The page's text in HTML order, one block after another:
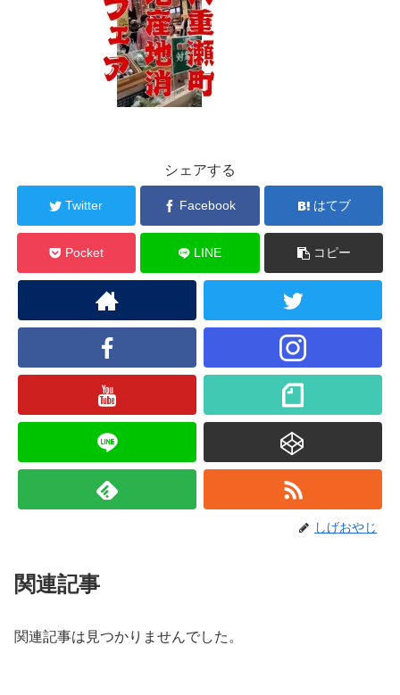
シェアする
Twitter Facebook はてブ
Pocket LINE コピー
しげおやじ
関連記事
関連記事は見つかりませんでした。